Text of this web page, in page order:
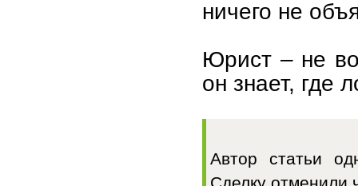
ничего не
Юрист – не
он знает, где
Автор статьи
Сделку отменили